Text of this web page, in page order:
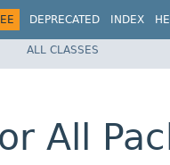
DEPRECATED INDEX
ALL CLASSES
All